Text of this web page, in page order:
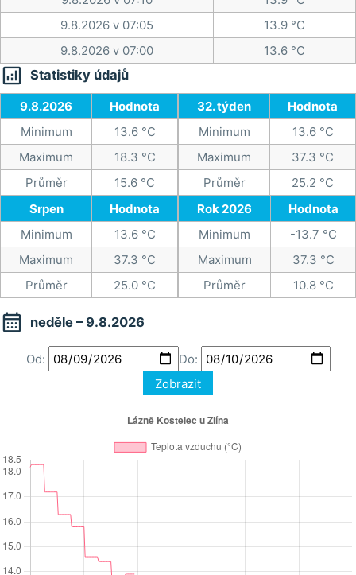
9.8.2026 v 07:05
13.9 °C
9.8.2026 v 07:00
13.6 °C
 Statistiky údajů
9.8.2026
Hodnota
Minimum
13.6 °C
Maximum
18.3 °C
Průměr
15.6 °C
32. týden
Hodnota
Minimum
13.6 °C
Maximum
37.3 °C
Průměr
25.2 °C
Srpen
Hodnota
Minimum
13.6 °C
Maximum
37.3 °C
Průměr
25.0 °C
Rok 2026
Hodnota
Minimum
-13.7 °C
Maximum
37.3 °C
Průměr
10.8 °C
 neděle – 9.8.2026
Od:
Do:
Zobrazit